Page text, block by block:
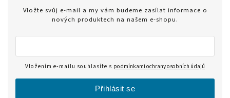
Vložte svůj e-mail a my vám budeme zasílat informace o
nových produktech na našem e-shopu.
Vložením e-mailu souhlasíte s podmínkami ochrany osobních údajů
Přihlásit se